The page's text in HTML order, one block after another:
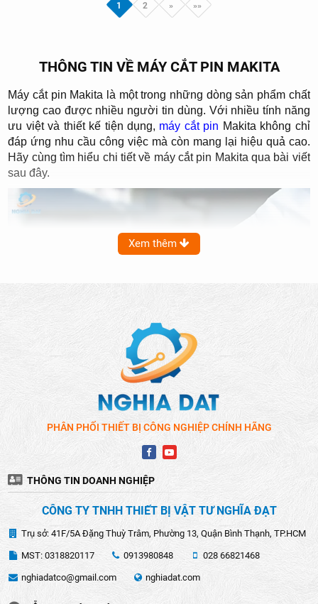
1 2 » »»
THÔNG TIN VỀ MÁY CẮT PIN MAKITA
Máy cắt pin Makita là một trong những dòng sản phẩm chất
lượng cao được nhiều người tin dùng. Với nhiều tính năng
ưu việt và thiết kế tiện dụng, máy cắt pin Makita không chỉ
đáp ứng nhu cầu công việc mà còn mang lại hiệu quả cao.
Hãy cùng tìm hiểu chi tiết về máy cắt pin Makita qua bài viết
sau đây.
MÁY CẮT PIN MAKITA CÓ TỐT KHÔNG?
Máy cắt pin Makita được đánh giá cao về chất lượng và
hiệu suất làm việc. Sản phẩm này có nhiều ưu điểm nổi bật
như:
Xem thêm
PHÂN PHỐI THIẾT BỊ CÔNG NGHIỆP CHÍNH HÃNG
THÔNG TIN DOANH NGHIỆP
CÔNG TY TNHH THIẾT BỊ VẬT TƯ NGHĨA ĐẠT
Trụ sở: 41F/5A Đặng Thuỳ Trâm, Phường 13, Quận Bình Thạnh, TP.HCM
MST: 0318820117 0913980848 028 66821468
nghiadatco@gmail.com nghiadat.com